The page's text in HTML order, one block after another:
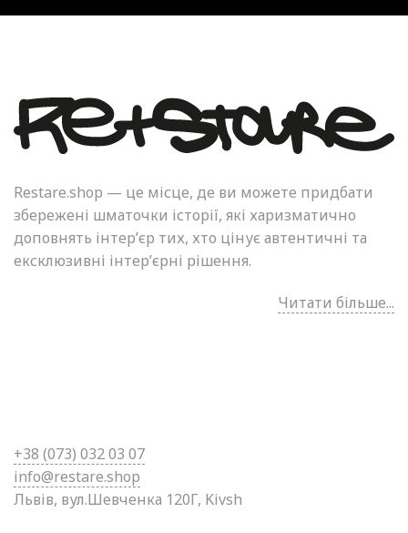
Restare.shop — це місце, де ви можете придбати
збережені шматочки історії, які харизматично
доповнять інтер’єр тих, хто цінує автентичні та
ексклюзивні інтер’єрні рішення.
Читати більше...
+38 (073) 032 03 07
info@restare.shop
Львів, вул.Шевченка 120Г, Kivsh